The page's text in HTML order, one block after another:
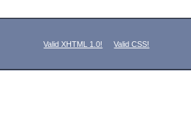
Valid XHTML 1.0! Valid CSS!